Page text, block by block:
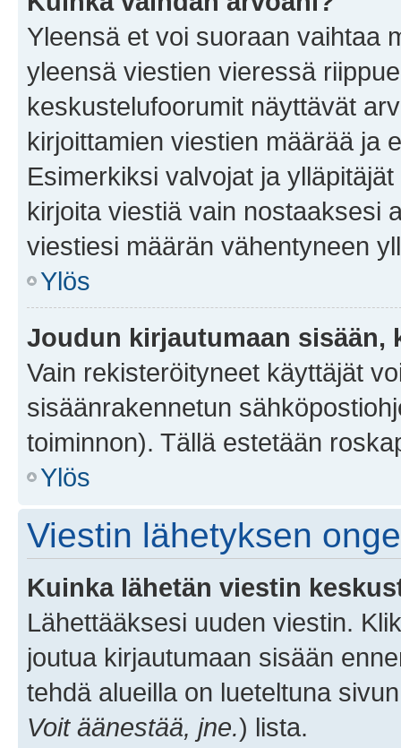
Yleensä et voi suoraan vaihtaa
yleensä viestien vieressä
keskustelufoorumit näyttävät
kirjoittamien viestien määrää ja
Esimerkiksi valvojat ja
kirjoita viestiä vain nostaaksesi
viestiesi määrän vähentyneen
Ylös
Joudun kirjautumaan sisään,
Vain rekisteröityneet käyttäjät
sisäänrakennetun
toiminnon). Tällä estetään
Ylös
Viestin lähetyksen
Kuinka lähetän viestin
Lähettääksesi uuden viestin.
joutua kirjautumaan sisään
tehdä alueilla on lueteltuna
Voit äänestää, jne.) lista.